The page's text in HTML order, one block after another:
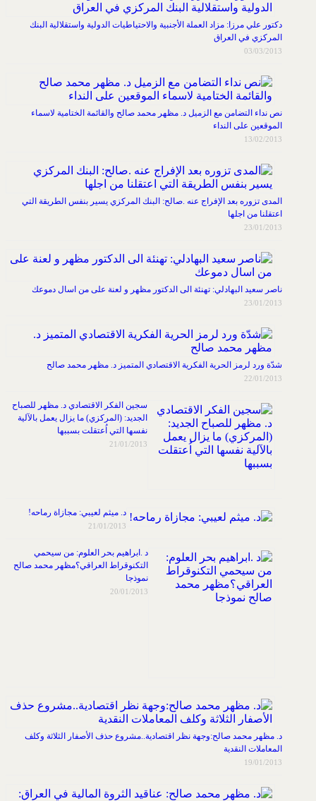
دكتور علي مرزا: مزاد العملة الأجنبية والاحتياطيات الدولية واستقلالية البنك
المركزي في العراق
03/03/2013
نص نداء التضامن مع الزميل د. مظهر محمد صالح والقائمة الختامية لاسماء
الموقعين على النداء
13/02/2013
المدى تزوره بعد الإفراج عنه .صالح: البنك المركزي يسير بنفس الطريقة التي
اعتقلنا من اجلها
23/01/2013
ناصر سعيد البهادلي: تهنئة الى الدكتور مظهر و لعنة على من اسال دموعك
23/01/2013
شدّة ورد لرمز الحرية الفكرية الاقتصادي المتميز د. مظهر محمد صالح
22/01/2013
سجين الفكر الاقتصادي د. مظهر للصباح
الجديد: (المركزي) ما يزال يعمل بالآلية
نفسها التي اُعتقلت بسببها
21/01/2013
د. ميثم لعيبي: مجازاة رماحه!
21/01/2013
د .ابراهيم بحر العلوم: من سيحمي
التكنوقراط العراقي؟مظهر محمد صالح
نموذجا
20/01/2013
د. مظهر محمد صالح:وجهة نظر اقتصادية..مشروع حذف الأصفار الثلاثة وكلف
المعاملات النقدية
19/01/2013